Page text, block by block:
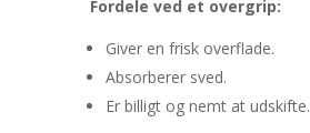
Fordele ved et overgrip:
Giver en frisk overflade.
Absorberer sved.
Er billigt og nemt at udskifte.